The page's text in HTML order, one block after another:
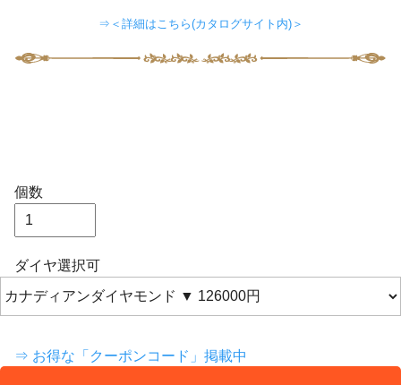
⇒＜詳細はこちら(カタログサイト内)＞
個数
ダイヤ選択可
⇒ お得な「クーポンコード」掲載中